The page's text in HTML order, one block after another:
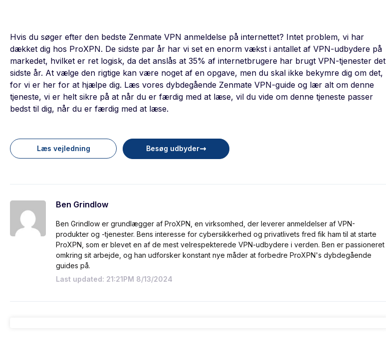
Hvis du søger efter den bedste Zenmate VPN anmeldelse på internettet? Intet problem, vi har
dækket dig hos ProXPN. De sidste par år har vi set en enorm vækst i antallet af VPN-udbydere på
markedet, hvilket er ret logisk, da det anslås at 35% af internetbrugere har brugt VPN-tjenester det
sidste år. At vælge den rigtige kan være noget af en opgave, men du skal ikke bekymre dig om det,
for vi er her for at hjælpe dig. Læs vores dybdegående Zenmate VPN-guide og lær alt om denne
tjeneste, vi er helt sikre på at når du er færdig med at læse, vil du vide om denne tjeneste passer
bedst til dig, når du er færdig med at læse.
Læs vejledning Besøg udbyder
Ben Grindlow
Ben Grindlow er grundlægger af ProXPN, en virksomhed, der leverer anmeldelser af VPN-
produkter og -tjenester. Bens interesse for cybersikkerhed og privatlivets fred fik ham til at starte
ProXPN, som er blevet en af de mest velrespekterede VPN-udbydere i verden. Ben er passioneret
omkring sit arbejde, og han udforsker konstant nye måder at forbedre ProXPN's dybdegående
guides på.
Last updated: 21:21PM 8/13/2024